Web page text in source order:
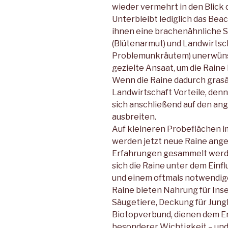
wieder vermehrt in den Blick
Unterbleibt lediglich das
ihnen eine brachenähnliche
(Blütenarmut) und
Problemunkräutem)
gezielte Ansaat, um die
Wenn die Raine dadurch
Landwirtschaft Vorteile,
sich anschließend auf den
ausbreiten.
Auf kleineren Probeflächen
werden jetzt neue Raine
Erfahrungen gesammelt
sich die Raine unter dem
und einem oftmals
Raine bieten Nahrung für
Säugetiere, Deckung für
Biotopverbund, dienen dem